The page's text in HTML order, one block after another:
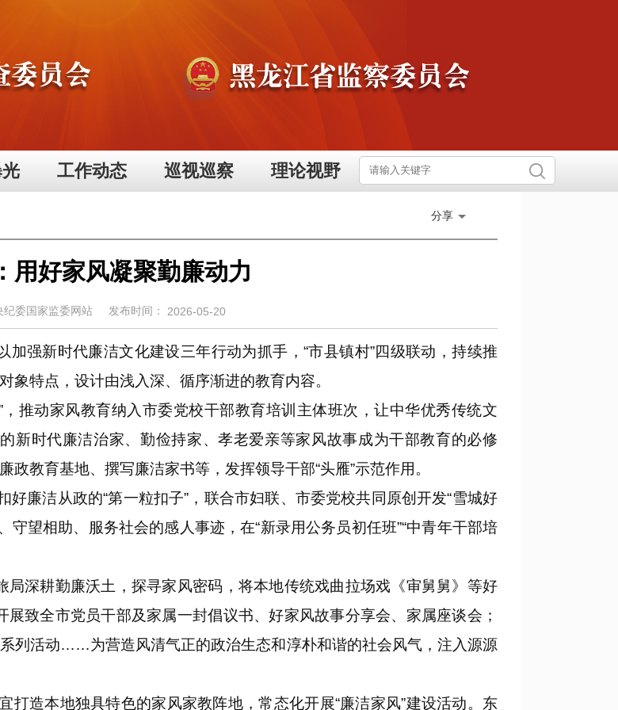
工作动态 巡视巡察 理论视野
分享
用好家风凝聚勤廉动力
纪委国家监委网站 发布时间： 2026-05-20
新时代廉洁文化建设三年行动为抓手，“市县镇村”四级联动，持续推
象特点，设计由浅入深、循序渐进的教育内容。
推动家风教育纳入市委党校干部教育培训主体班次，让中华优秀传统文
新时代廉洁治家、勤俭持家、孝老爱亲等家风故事成为干部教育的必修
政教育基地、撰写廉洁家书等，发挥领导干部“头雁”示范作用。
洁从政的“第一粒扣子”，联合市妇联、市委党校共同原创开发“雪城好
望相助、服务社会的感人事迹，在“新录用公务员初任班”“中青年干部培
深耕勤廉沃土，探寻家风密码，将本地传统戏曲拉场戏《审舅舅》等好
致全市党员干部及家属一封倡议书、好家风故事分享会、家属座谈会；
列活动……为营造风清气正的政治生态和淳朴和谐的社会风气，注入源源
本地独具特色的家风家教阵地，常态化开展“廉洁家风”建设活动。东